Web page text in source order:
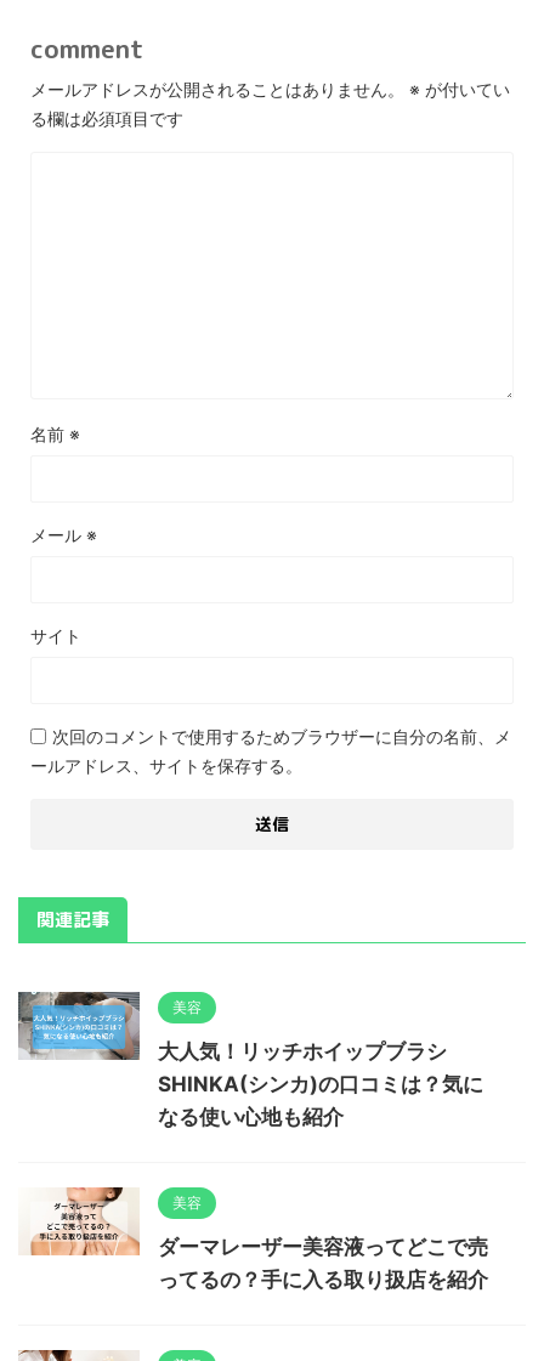
comment
メールアドレスが公開されることはありません。 ※ が付いてい
る欄は必須項目です
名前 ※
メール ※
サイト
次回のコメントで使用するためブラウザーに自分の名前、メ
ールアドレス、サイトを保存する。
関連記事
美容
大人気！リッチホイップブラシ
SHINKA(シンカ)の口コミは？気に
なる使い心地も紹介
美容
ダーマレーザー美容液ってどこで売
ってるの？手に入る取り扱店を紹介